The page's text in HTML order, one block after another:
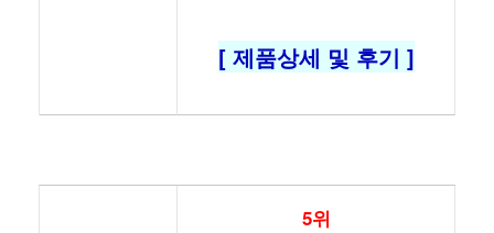
[ 제품상세 및 후기 ]
5위